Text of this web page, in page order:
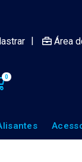
| Área
0